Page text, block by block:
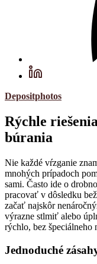
Depositphotos
Rýchle
búrania
Nie každé vŕzganie
mnohých prípadoch
sami. Často ide o
pracovať v dôsledku
začať najskôr
výrazne stlmiť alebo
rýchlo, bez špeciálneho
Jednoduché